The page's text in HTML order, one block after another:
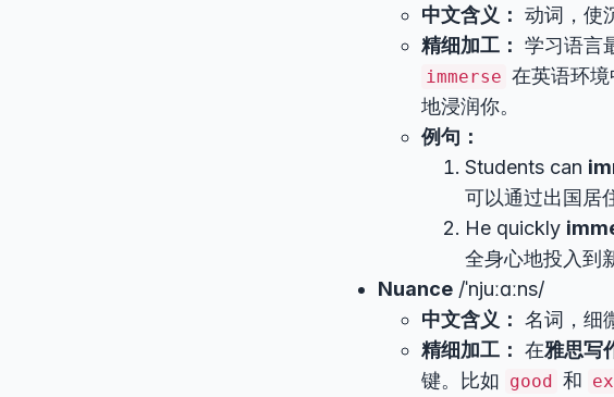
中文含义： 动词，使
精细加工： 学习语言
immerse 在英语环
地浸润你。
例句：
Students can
可以通过出国居
He quickly
全身心地投入到
Nuance /ˈnjuːɑːns/
中文含义： 名词，细
精细加工： 在雅思写
键。比如 good 和